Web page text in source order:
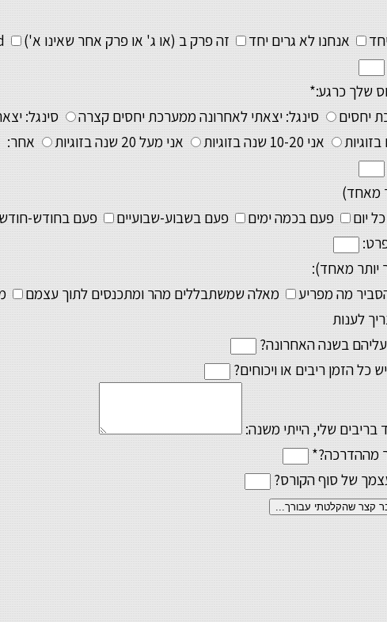
אנחנו לא גרים יחד זה פרק ב (או ג' או פרק אחר שאינו א')
שלך כרגע:*
יחסים
סינגל: יצאתי לאחרונה ממערכת יחסים קצרה סינגל:
אני 10-20 שנה בזוגיות אני מעל 20 שנה בזוגיות
אחר:
מאחד)
יום פעם בכמה ימים פעם בשבוע-שבועיים פעם בחודש-
יותר מאחד):
מה מפריע
מאלה שמשתבללים מהר ומתכנסים לתוך עצמם
לענות
בשנה האחרונה?
כל הזמן ריבים או ויכוחים?
שלי, הייתי משנה:
מההדרכה?*
של סוף הקורס?
קצר שהקלטתי עבורך...